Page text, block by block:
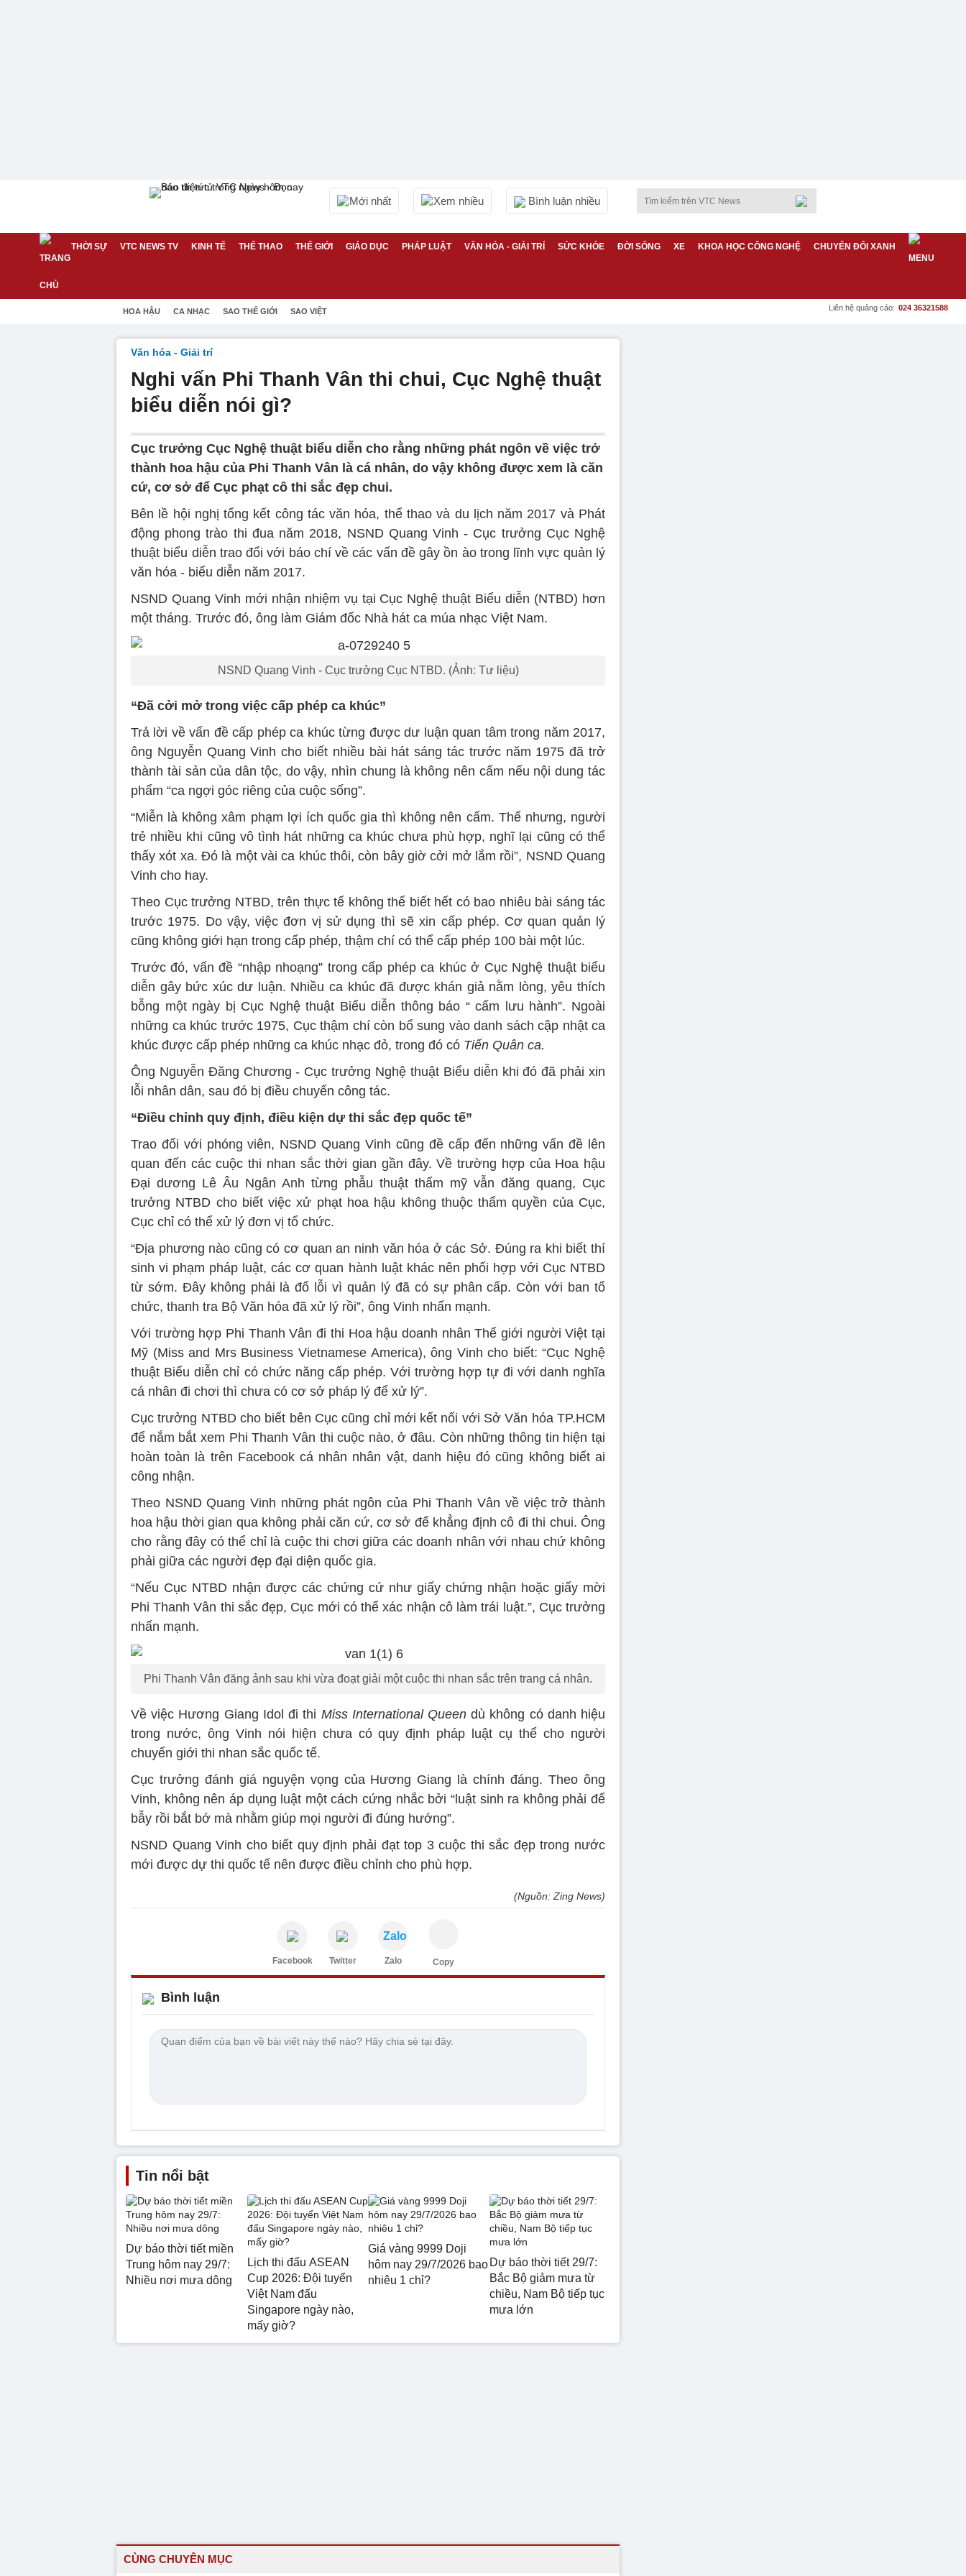
Mới nhất Xem nhiều Bình luận nhiều
THỜI SỰ VTC NEWS TV KINH TẾ THỂ THAO THẾ GIỚI GIÁO DỤC PHÁP LUẬT VĂN HÓA - GIẢI TRÍ SỨC KHỎE ĐỜI SỐNG XE KHOA HỌC CÔNG NGHỆ CHUYỂN ĐỔI XANH
HOA HẬU CA NHẠC SAO THẾ GIỚI SAO VIỆT Liên hệ quảng cáo: 024 36321588
Văn hóa - Giải trí
Nghi vấn Phi Thanh Vân thi chui, Cục Nghệ thuật
biểu diễn nói gì?
Cục trưởng Cục Nghệ thuật biểu diễn cho rằng những phát ngôn về việc trở
thành hoa hậu của Phi Thanh Vân là cá nhân, do vậy không được xem là căn
cứ, cơ sở để Cục phạt cô thi sắc đẹp chui.
Bên lề hội nghị tổng kết công tác văn hóa, thể thao và du lịch năm 2017 và Phát
động phong trào thi đua năm 2018, NSND Quang Vinh - Cục trưởng Cục Nghệ
thuật biểu diễn trao đổi với báo chí về các vấn đề gây ồn ào trong lĩnh vực quản lý
văn hóa - biểu diễn năm 2017.
NSND Quang Vinh mới nhận nhiệm vụ tại Cục Nghệ thuật Biểu diễn (NTBD) hơn
một tháng. Trước đó, ông làm Giám đốc Nhà hát ca múa nhạc Việt Nam.
NSND Quang Vinh - Cục trưởng Cục NTBD. (Ảnh: Tư liệu)
“Đã cởi mở trong việc cấp phép ca khúc”
Trả lời về vấn đề cấp phép ca khúc từng được dư luận quan tâm trong năm 2017,
ông Nguyễn Quang Vinh cho biết nhiều bài hát sáng tác trước năm 1975 đã trở
thành tài sản của dân tộc, do vậy, nhìn chung là không nên cấm nếu nội dung tác
phẩm “ca ngợi góc riêng của cuộc sống”.
“Miễn là không xâm phạm lợi ích quốc gia thì không nên cấm. Thế nhưng, người
trẻ nhiều khi cũng vô tình hát những ca khúc chưa phù hợp, nghĩ lại cũng có thể
thấy xót xa. Đó là một vài ca khúc thôi, còn bây giờ cởi mở lắm rồi”, NSND Quang
Vinh cho hay.
Theo Cục trưởng NTBD, trên thực tế không thể biết hết có bao nhiêu bài sáng tác
trước 1975. Do vậy, việc đơn vị sử dụng thì sẽ xin cấp phép. Cơ quan quản lý
cũng không giới hạn trong cấp phép, thậm chí có thể cấp phép 100 bài một lúc.
Trước đó, vấn đề “nhập nhoạng” trong cấp phép ca khúc ở Cục Nghệ thuật biểu
diễn gây bức xúc dư luận. Nhiều ca khúc đã được khán giả nằm lòng, yêu thích
bỗng một ngày bị Cục Nghệ thuật Biểu diễn thông báo “ cấm lưu hành”. Ngoài
những ca khúc trước 1975, Cục thậm chí còn bổ sung vào danh sách cập nhật ca
khúc được cấp phép những ca khúc nhạc đỏ, trong đó có Tiến Quân ca.
Ông Nguyễn Đăng Chương - Cục trưởng Nghệ thuật Biểu diễn khi đó đã phải xin
lỗi nhân dân, sau đó bị điều chuyển công tác.
“Điều chỉnh quy định, điều kiện dự thi sắc đẹp quốc tế”
Trao đổi với phóng viên, NSND Quang Vinh cũng đề cấp đến những vấn đề lên
quan đến các cuộc thi nhan sắc thời gian gần đây. Về trường hợp của Hoa hậu
Đại dương Lê Âu Ngân Anh từng phẫu thuật thẩm mỹ vẫn đăng quang, Cục
trưởng NTBD cho biết việc xử phạt hoa hậu không thuộc thẩm quyền của Cục,
Cục chỉ có thể xử lý đơn vị tổ chức.
“Địa phương nào cũng có cơ quan an ninh văn hóa ở các Sở. Đúng ra khi biết thí
sinh vi phạm pháp luật, các cơ quan hành luật khác nên phối hợp với Cục NTBD
từ sớm. Đây không phải là đổ lỗi vì quản lý đã có sự phân cấp. Còn với ban tổ
chức, thanh tra Bộ Văn hóa đã xử lý rồi”, ông Vinh nhấn mạnh.
Với trường hợp Phi Thanh Vân đi thi Hoa hậu doanh nhân Thế giới người Việt tại
Mỹ (Miss and Mrs Business Vietnamese America), ông Vinh cho biết: “Cục Nghệ
thuật Biểu diễn chỉ có chức năng cấp phép. Với trường hợp tự đi với danh nghĩa
cá nhân đi chơi thì chưa có cơ sở pháp lý để xử lý”.
Cục trưởng NTBD cho biết bên Cục cũng chỉ mới kết nối với Sở Văn hóa TP.HCM
để nắm bắt xem Phi Thanh Vân thi cuộc nào, ở đâu. Còn những thông tin hiện tại
hoàn toàn là trên Facebook cá nhân nhân vật, danh hiệu đó cũng không biết ai
công nhận.
Theo NSND Quang Vinh những phát ngôn của Phi Thanh Vân về việc trở thành
hoa hậu thời gian qua không phải căn cứ, cơ sở để khẳng định cô đi thi chui. Ông
cho rằng đây có thể chỉ là cuộc thi chơi giữa các doanh nhân với nhau chứ không
phải giữa các người đẹp đại diện quốc gia.
“Nếu Cục NTBD nhận được các chứng cứ như giấy chứng nhận hoặc giấy mời
Phi Thanh Vân thi sắc đẹp, Cục mới có thể xác nhận cô làm trái luật.”, Cục trưởng
nhấn mạnh.
Phi Thanh Vân đăng ảnh sau khi vừa đoạt giải một cuộc thi nhan sắc trên trang cá nhân.
Về việc Hương Giang Idol đi thi Miss International Queendù không có danh hiệu
trong nước, ông Vinh nói hiện chưa có quy định pháp luật cụ thể cho người
chuyển giới thi nhan sắc quốc tế.
Cục trưởng đánh giá nguyện vọng của Hương Giang là chính đáng. Theo ông
Vinh, không nên áp dụng luật một cách cứng nhắc bởi “luật sinh ra không phải để
bẫy rồi bắt bớ mà nhằm giúp mọi người đi đúng hướng”.
NSND Quang Vinh cho biết quy định phải đạt top 3 cuộc thi sắc đẹp trong nước
mới được dự thi quốc tế nên được điều chỉnh cho phù hợp.
(Nguồn: Zing News)
Facebook Twitter
Zalo
Zalo Copy
Bình luận
Tin nổi bật
Dự báo thời tiết miền
Trung hôm nay 29/7:
Nhiều nơi mưa dông
Lịch thi đấu ASEAN
Cup 2026: Đội tuyển
Việt Nam đấu
Singapore ngày nào,
mấy giờ?
Giá vàng 9999 Doji
hôm nay 29/7/2026 bao
nhiêu 1 chỉ?
Dự báo thời tiết 29/7:
Bắc Bộ giảm mưa từ
chiều, Nam Bộ tiếp tục
mưa lớn
CÙNG CHUYÊN MỤC